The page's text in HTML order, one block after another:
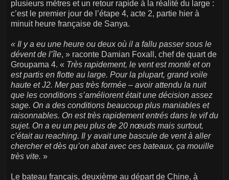
plusieurs mètres et un retour rapide à la réalité du large :
c’est le premier jour de l’étape 4, acte 2, partie hier à
minuit heure française de Sanya.
« Il y a eu une heure ou deux où il a fallu passer sous le
dévent de l’île, » raconte Damian Foxall, chef de quart de
Groupama 4. « Très rapidement, le vent est monté et on
est partis en flotte au large. Pour la plupart, grand voile
haute et J2. Mer pas très formée – avoir attendu la nuit
que les conditions s’améliorent était une décision assez
sage. On a des conditions beaucoup plus maniables et
raisonnables. On est très rapidement entrés dans le vif du
sujet. On a eu un peu plus de 20 nœuds mais surtout,
c’était au reaching. Il y avait une bascule de vent à aller
chercher et dès qu’on abat avec ces bateaux, ça mouille
très vite. »
Le bateau français, deuxième au départ de Chine, à